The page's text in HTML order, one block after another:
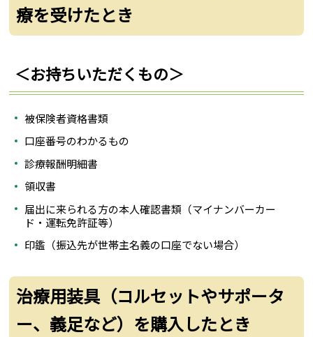
療を受けたとき
＜お持ちいただくもの＞
被保険者資格書類
口座番号のわかるもの
診療報酬明細書
領収書
届出に来られる方の本人確認書類（マイナンバーカー
ド・運転免許証等）
印鑑（振込先が世帯主名義の口座でない場合）
治療用装具（コルセットやサポータ
ー、義足など）を購入したとき